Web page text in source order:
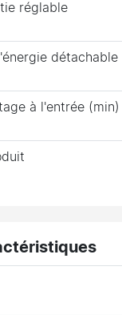
réglable
détachable
à l'entrée (min)